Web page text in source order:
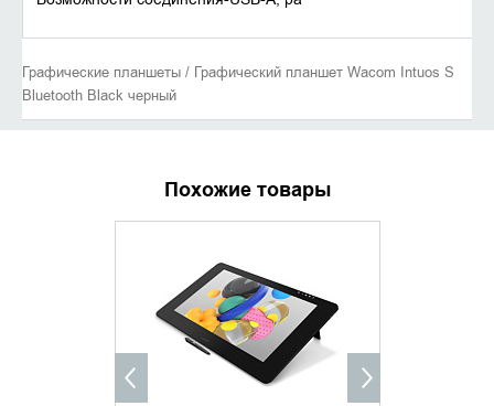
Графические планшеты / Графический планшет Wacom Intuos S
Bluetooth Black черный
Похожие товары
УТОЧНИТЬ НАЛИЧИЕ